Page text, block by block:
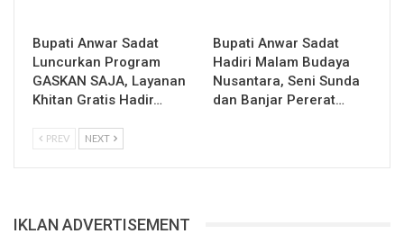
Bupati Anwar Sadat
Luncurkan Program
GASKAN SAJA, Layanan
Khitan Gratis Hadir…
Bupati Anwar Sadat
Hadiri Malam Budaya
Nusantara, Seni Sunda
dan Banjar Pererat…
PREV NEXT
IKLAN ADVERTISEMENT